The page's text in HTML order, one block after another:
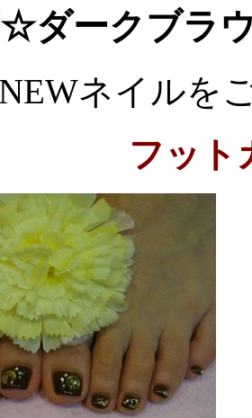
ダークブラ
ネイルを
フット